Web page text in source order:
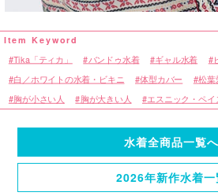
Tika「ティカ」 バンドゥ水着 ギャル水着
白／ホワイトの水着・ビキニ 体型カバー 松葉
胸が小さい人 胸が大きい人 エスニック・ペイ
水着全商品一覧へ
2026年新作水着一